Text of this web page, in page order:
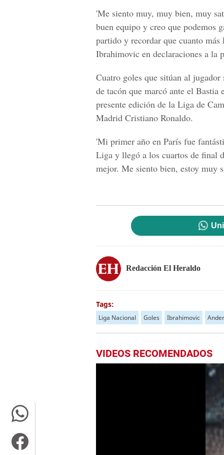
'Me siento muy, muy bien, muy
buen equipo y creo que podemos
partido y recordar que cuanto
Ibrahimovic en declaraciones a la
Cuatro goles que sitúan al
de tacón que marcó ante el
presente edición de la Liga de
Madrid Cristiano Ronaldo.
'Mi primer año en París fue
Liga y llegó a los cuartos de final
mejor. Me siento bien, estoy muy
Redacción El Heraldo
Tags:
Liga Nacional Goles Ibrahimovic
VIDEOS RECOMENDADOS